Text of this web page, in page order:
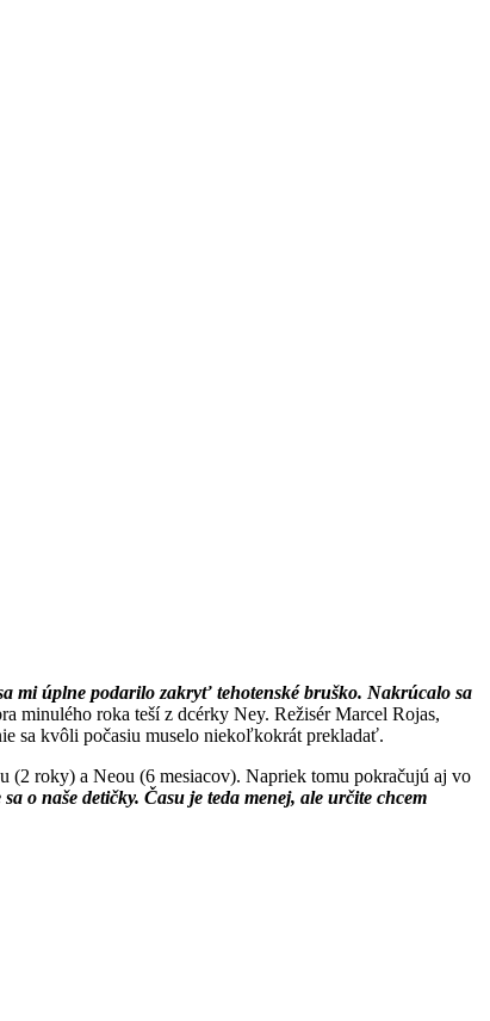
mi úplne podarilo zakryť tehotenské bruško. Nakrúcalo sa
minulého roka teší z dcérky Ney. Režisér Marcel Rojas,
sa kvôli počasiu muselo niekoľkokrát prekladať.
roky) a Neou (6 mesiacov). Napriek tomu pokračujú aj vo
o naše detičky. Času je teda menej, ale určite chcem